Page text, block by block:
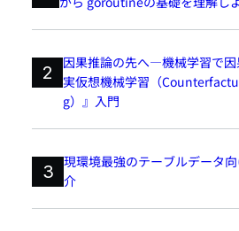
2
因果推論の先へ―機械学習で
実仮想機械学習（
g）』入門
3 現環境最強のテーブルデータ
介